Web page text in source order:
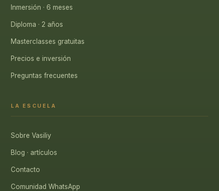
Inmersión · 6 meses
Diploma · 2 años
Masterclasses gratuitas
Precios e inversión
Preguntas frecuentes
LA ESCUELA
Sobre Vasiliy
Blog · artículos
Contacto
Comunidad WhatsApp